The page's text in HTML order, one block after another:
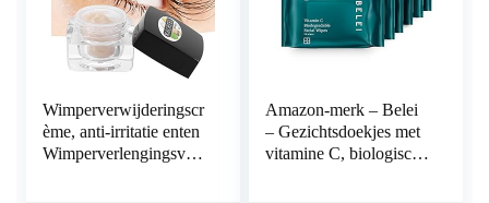
Wimperverwijderingscr
ème, anti-irritatie enten
Wimperverlengingsver
Amazon-merk – Belei
– Gezichtsdoekjes met
vitamine C, biologisch